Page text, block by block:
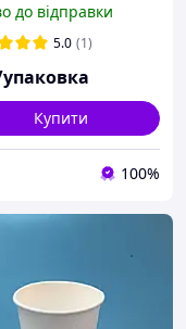
до відправки
5.0 (1)
Купити
100%